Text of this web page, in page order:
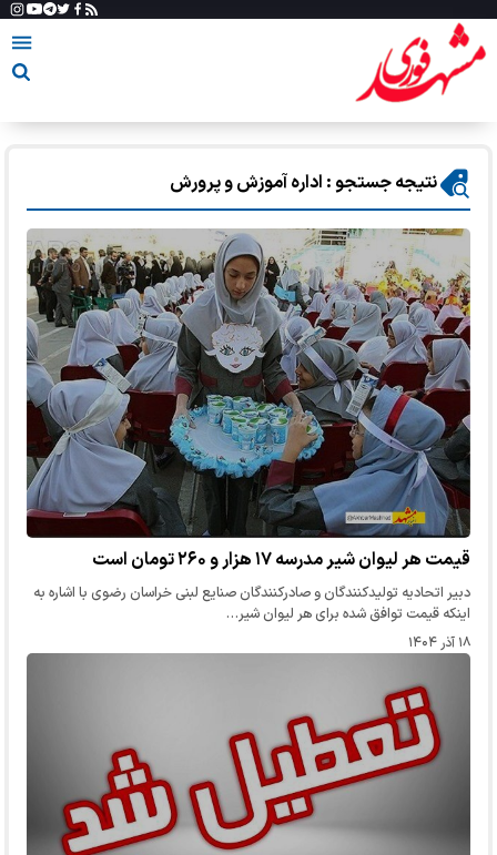
نتیجه جستجو : اداره آموزش و پرورش
قیمت هر لیوان شیر مدرسه ۱۷ هزار و ۲۶۰ تومان است
دبیر اتحادیه تولیدکنندگان و صادرکنندگان صنایع لبنی خراسان رضوی با اشاره به
اینکه قیمت توافق شده برای هر لیوان شیر…
۱۸ آذر ۱۴۰۴